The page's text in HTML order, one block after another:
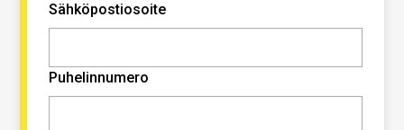
Sähköpostiosoite
Puhelinnumero